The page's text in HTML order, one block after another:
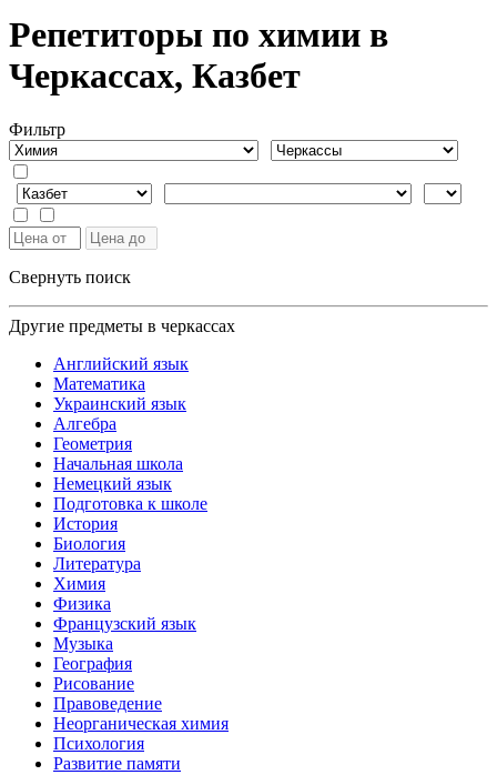
Репетиторы по химии в
Черкассах, Казбет
Фильтр
Свернуть поиск
Другие предметы в черкассах
Английский язык
Математика
Украинский язык
Алгебра
Геометрия
Начальная школа
Немецкий язык
Подготовка к школе
История
Биология
Литература
Химия
Физика
Французский язык
Музыка
География
Рисование
Правоведение
Неорганическая химия
Психология
Развитие памяти